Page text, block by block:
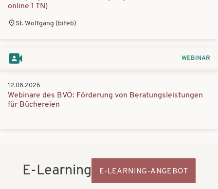
online 1 TN)
St. Wolfgang (bifeb)
WEBINAR
12.08.2026
Webinare des BVÖ: Förderung von Beratungsleistungen
für Büchereien
E-Learning E-LEARNING-ANGEBOT